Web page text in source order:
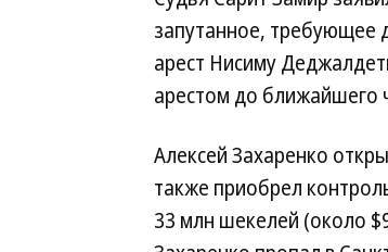
запутанное, требующее
арест Нисиму
арестом до ближайшего
Алексей Захаренко
также приобрел
33 млн шекелей (около